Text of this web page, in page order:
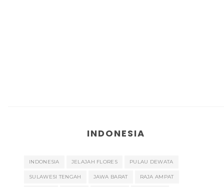
INDONESIA
INDONESIA JELAJAH FLORES PULAU DEWATA
SULAWESI TENGAH JAWA BARAT RAJA AMPAT